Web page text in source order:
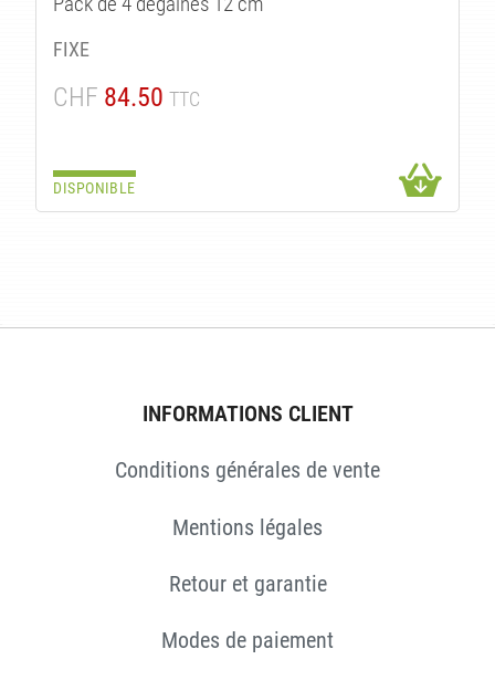
FIXE
CHF 84.50 TTC
DISPONIBLE
INFORMATIONS CLIENT
Conditions générales de vente
Mentions légales
Retour et garantie
Modes de paiement